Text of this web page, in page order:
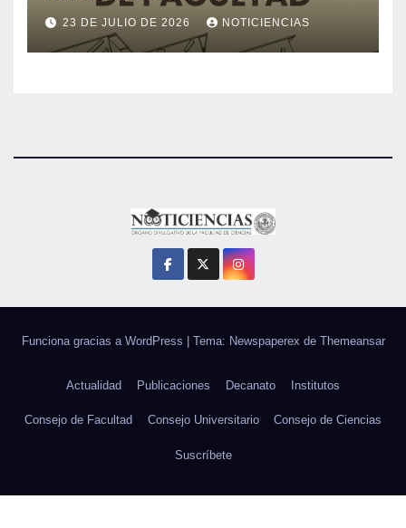
23 DE JULIO DE 2026 NOTICIENCIAS
Funciona gracias a WordPress Tema: Newspaperex de Themeansar
Actualidad Publicaciones Decanato Institutos
Consejo de Facultad Consejo Universitario Consejo de Ciencias
Suscríbete